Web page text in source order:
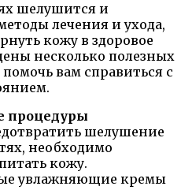
шелушится и
лечения и ухода,
кожу в здоровое
несколько полезных
вам справиться с
процедуры
шелушение
необходимо
кожу.
увлажняющие кремы